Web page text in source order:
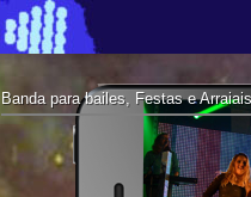
Banda para bailes, Festas e Arraiais